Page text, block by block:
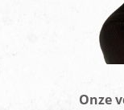
Onze